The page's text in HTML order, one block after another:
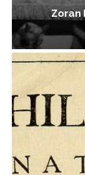
Zoran